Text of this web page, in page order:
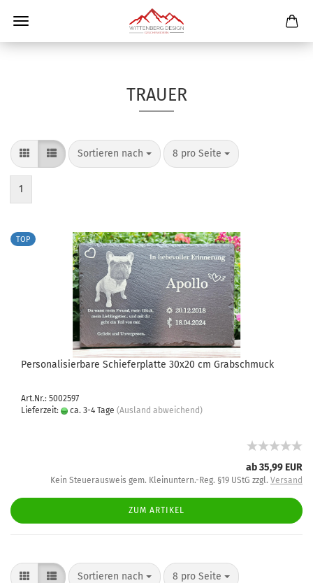
TRAUER
Sortieren nach 8 pro Seite
1
TOP
Personalisierbare Schieferplatte 30x20 cm Grabschmuck
Art.Nr.: 5002597
Lieferzeit:
ca. 3-4 Tage (Ausland abweichend)
ab 35,99 EUR
Kein Steuerausweis gem. Kleinuntern.-Reg. §19 UStG zzgl. Versand
ZUM ARTIKEL
Sortieren nach 8 pro Seite